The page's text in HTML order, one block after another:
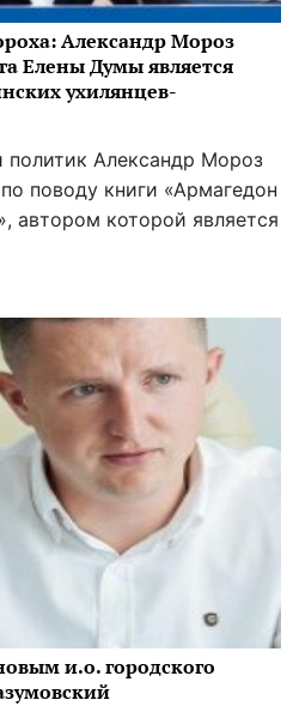
Александр Мороз
Елены Думы является
ухилянцев-
политик Александр Мороз
поводу книги «Армагедон
автором которой является
и.о. городского